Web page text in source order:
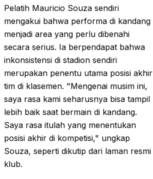
Pelatih Mauricio Souza sendiri
mengakui bahwa performa di kandang
menjadi area yang perlu dibenahi
secara serius. Ia berpendapat bahwa
inkonsistensi di stadion sendiri
merupakan penentu utama posisi akhir
tim di klasemen. "Mengenai musim ini,
saya rasa kami seharusnya bisa tampil
lebih baik saat bermain di kandang.
Saya rasa itulah yang menentukan
posisi akhir di kompetisi," ungkap
Souza, seperti dikutip dari laman resmi
klub.